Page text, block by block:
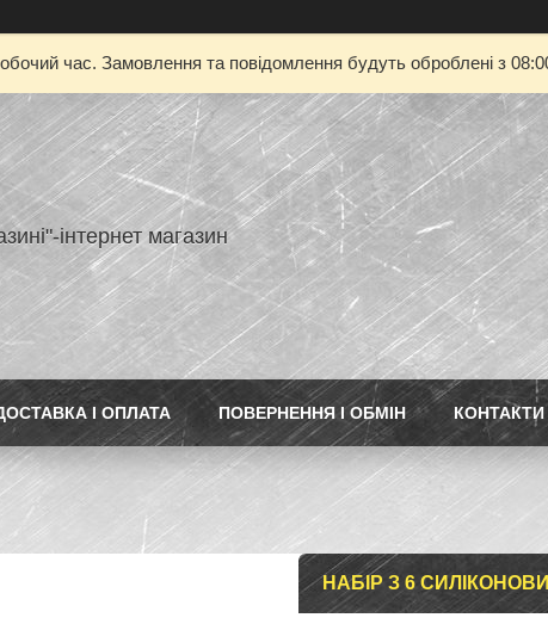
час. Замовлення та повідомлення будуть оброблені з
інтернет магазин
І ОПЛАТА ПОВЕРНЕННЯ І ОБМІН КОНТАКТИ
НАБІР З 6